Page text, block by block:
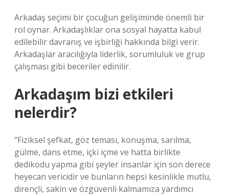
Arkadaş seçimi bir çocuğun gelişiminde önemli bir
rol oynar. Arkadaşlıklar ona sosyal hayatta kabul
edilebilir davranış ve işbirliği hakkında bilgi verir.
Arkadaşlar aracılığıyla liderlik, sorumluluk ve grup
çalışması gibi beceriler edinilir.
Arkadaşım bizi etkileri
nelerdir?
“Fiziksel şefkat, göz teması, konuşma, sarılma,
gülme, dans etme, içki içme ve hatta birlikte
dedikodu yapma gibi şeyler insanlar için son derece
heyecan vericidir ve bunların hepsi kesinlikle mutlu,
dirençli, sakin ve özgüvenli kalmamıza yardımcı